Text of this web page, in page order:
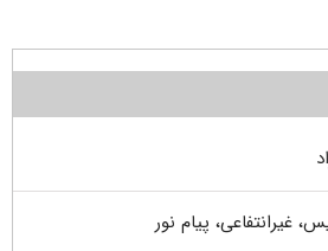
غیرانتفاعی، پیام نور